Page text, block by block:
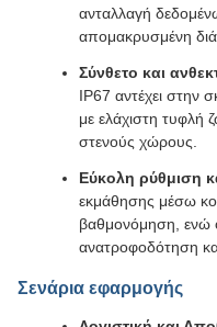
ανταλλαγή
απομακρυσμένη
Σύνθετο και
IP67 αντέχει στην
με ελάχιστη τυφλή
στενούς χώρους.
Εύκολη ρύθμιση
εκμάθησης μέσω
βαθμονόμηση, ενώ
ανατροφοδότηση
Σενάρια εφαρμογής